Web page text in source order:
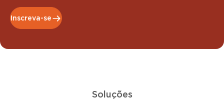
Inscreva-se
Soluções